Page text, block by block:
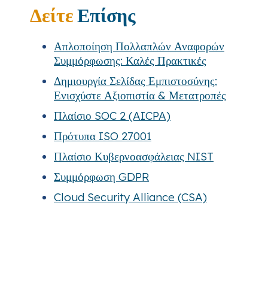
ΔείτεΕπίσης
Απλοποίηση Πολλαπλών Αναφορών
Συμμόρφωσης: Καλές Πρακτικές
Δημιουργία Σελίδας Εμπιστοσύνης:
Ενισχύστε Αξιοπιστία & Μετατροπές
Πλαίσιο SOC 2 (AICPA)
Πρότυπα ISO 27001
Πλαίσιο Κυβερνοασφάλειας NIST
Συμμόρφωση GDPR
Cloud Security Alliance (CSA)